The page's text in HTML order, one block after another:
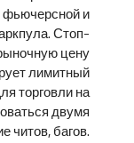
и
Стоп-
цену
лимитный
торговли на
двумя
читов, багов.